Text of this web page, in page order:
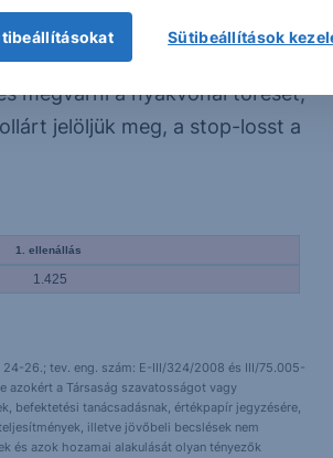
a fundamentumok is a további
keresni. A bátrabbak már
megvárni a nyakvonal törését,
jelöljük meg, a stop-losst a
1. ellenállás
1.425
26.; tev. eng. szám: E-III/324/2008 és III/75.005-
azokért a Társaság szavatosságot vagy
befektetési tanácsadásnak, értékpapír jegyzésére,
illetve jövőbeli becslések nem
és azok hozamai alakulását olyan tényezők
Sütibeállítások